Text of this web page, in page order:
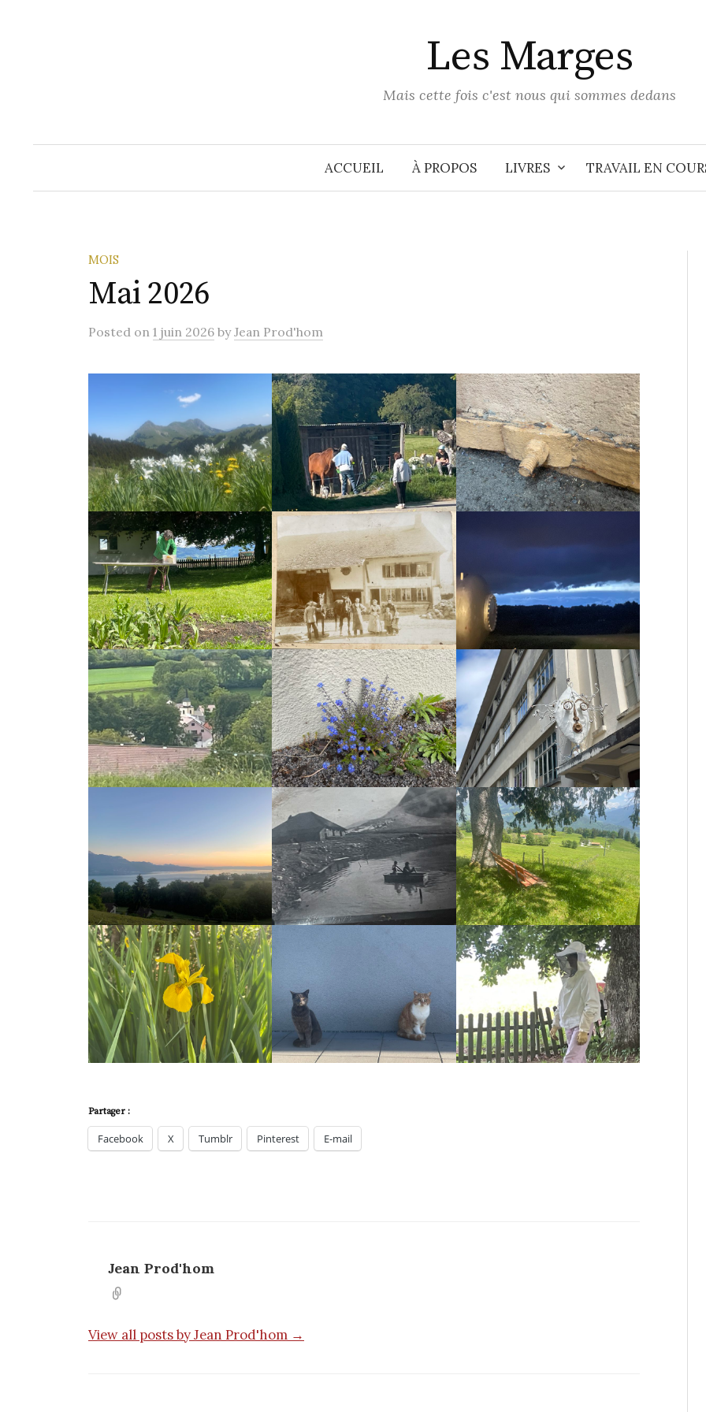
Les Marges
Mais cette fois c'est nous qui sommes dedans
ACCUEIL À PROPOS LIVRES TRAVAIL EN
MOIS
Mai 2026
Posted on 1 juin 2026 byJean Prod'hom
Partager :
Facebook X Tumblr Pinterest E-mail
Jean Prod'hom
View all posts by Jean Prod'hom →